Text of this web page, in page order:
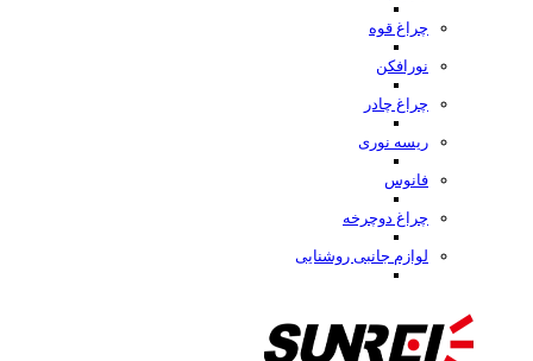
چراغ قوه
نورافکن
چراغ چادر
ریسه نوری
فانوس
چراغ دوچرخه
لوازم جانبی روشنایی